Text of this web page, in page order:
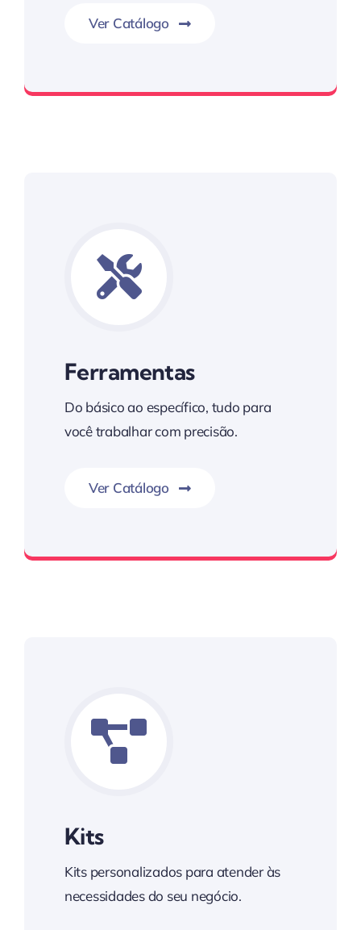
Ver Catálogo
Ferramentas
Do básico ao específico, tudo para
você trabalhar com precisão.
Ver Catálogo
Kits
Kits personalizados para atender às
necessidades do seu negócio.